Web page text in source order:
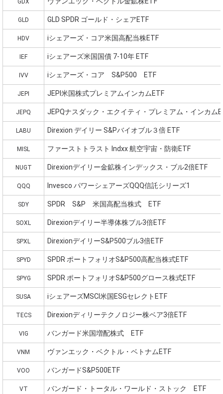
GDX
GLD GLD SPDR ゴールド・シェアETF
HDV iシェアーズ・コア米国高配当株ETF
IEF iシェアーズ米国国債 7-10年 ETF
IVV iシェアーズ・コア S&P500 ETF
JEPI JEPI米国株式プレミアムインカムETF
JEPQ JEPQナスダック・エクイティ・プレミアム・インカム
LABU Direxion デイリー S&Pバイオブル３倍 ETF
MISL ファーストトラスト Indxx 航空宇宙・防衛ETF
NUGT Direxionデイリー金鉱株インデックス・ブル2倍ETF
QQQ Invesco パワーシェアーズQQQ信託シリーズ1
SDY SPDR S&P 米国高配当株式 ETF
SOXL Direxionデイリー半導体株ブル3倍ETF
SPXL DirexionデイリーS&P500ブル3倍ETF
SPYD SPDR ポートフォリオS&P500高配当株式ETF
SPYG SPDR ポートフォリオS&P500グロース株式ETF
SUSA iシェアーズMSCI米国ESGセレクトETF
TECS Direxionディリーテクノロジー株ベア3倍ETF
VIG バンガード米国増配株式 ETF
VNM ヴァンエック・ベクトル・ベトナムETF
VOO バンガードS&P500ETF
VT バンガード・トータル・ワールド・ストック ETF